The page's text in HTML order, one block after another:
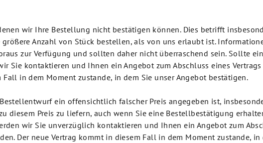
wir Ihre Bestellung nicht bestätigen können. Dies betrifft
Anzahl von Stück bestellen, als von uns erlaubt ist.
zur Verfügung und sollten daher nicht überraschend sein. Sollte
Sie kontaktieren und Ihnen ein Angebot zum Abschluss eines
Fall in dem Moment zustande, in dem Sie unser Angebot bestätigen.
ein offensichtlich falscher Preis angegeben ist,
diesem Preis zu liefern, auch wenn Sie eine Bestellbestätigung
wir Sie unverzüglich kontaktieren und Ihnen ein Angebot zum
Der neue Vertrag kommt in diesem Fall in dem Moment zustande,